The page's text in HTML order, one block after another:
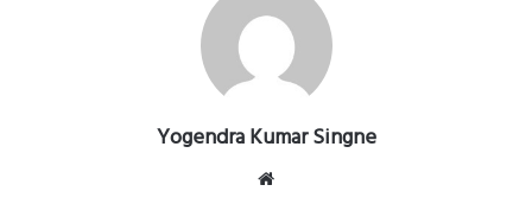
Yogendra Kumar Singne